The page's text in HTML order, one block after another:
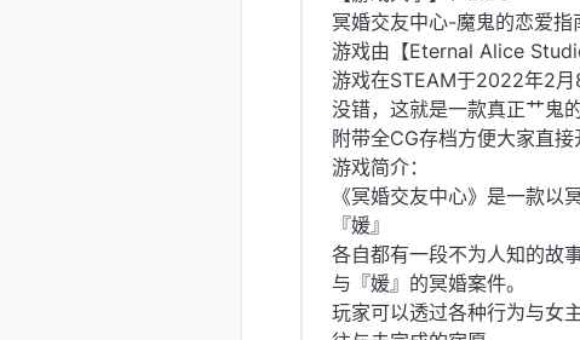
冥婚交友中心-魔鬼的恋爱指
游戏由【Eternal Alice
游戏在STEAM于2022年2月
没错，这就是一款真正艹鬼
附带全CG存档方便大家直接
游戏简介：
《冥婚交友中心》是一款
『媛』
各自都有一段不为人知的故
与『媛』的冥婚案件。
玩家可以透过各种行为与女